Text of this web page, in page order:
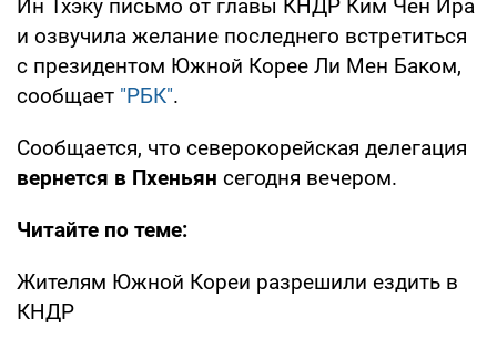
Ин Тхэку письмо от главы КНДР Ким Чен Ира
и озвучила желание последнего встретиться
с президентом Южной Корее Ли Мен Баком,
сообщает "РБК".
Сообщается, что северокорейская делегация
вернется в Пхеньян сегодня вечером.
Читайте по теме:
Жителям Южной Кореи разрешили ездить в
КНДР